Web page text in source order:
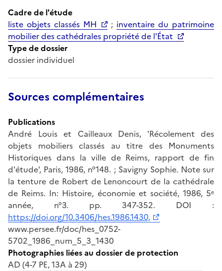
Cadre de l'étude
liste objets classés MH
; inventaire du patrimoine
mobilier des cathédrales propriété de l'État
Type de dossier
dossier individuel
Sources complémentaires
Publications
André Louis et Cailleaux Denis, 'Récolement des
objets mobiliers classés au titre des Monuments
Historiques dans la ville de Reims, rapport de fin
d'étude', Paris, 1986, n°148. ; Savigny Sophie. Note sur
la tenture de Robert de Lenoncourt de la cathédrale
de Reims. In: Histoire, économie et société, 1986, 5ᵉ
année, n°3. pp. 347-352. DOI :
https://doi.org/10.3406/hes.1986.1430,
www.persee.fr/doc/hes_0752-
5702_1986_num_5_3_1430
Photographies liées au dossier de protection
AD (4-7 PE, 13A à 29)